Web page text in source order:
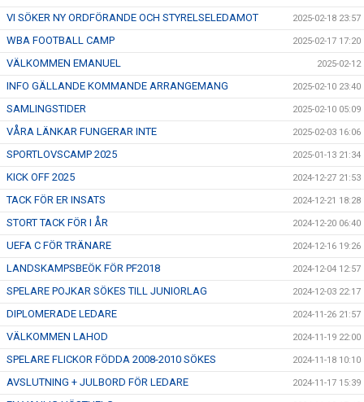
VI SÖKER NY ORDFÖRANDE OCH STYRELSELEDAMOT 2025-02-18 23:57
WBA FOOTBALL CAMP 2025-02-17 17:20
VÄLKOMMEN EMANUEL 2025-02-12
INFO GÄLLANDE KOMMANDE ARRANGEMANG 2025-02-10 23:40
SAMLINGSTIDER 2025-02-10 05:09
VÅRA LÄNKAR FUNGERAR INTE 2025-02-03 16:06
SPORTLOVSCAMP 2025 2025-01-13 21:34
KICK OFF 2025 2024-12-27 21:53
TACK FÖR ER INSATS 2024-12-21 18:28
STORT TACK FÖR I ÅR 2024-12-20 06:40
UEFA C FÖR TRÄNARE 2024-12-16 19:26
LANDSKAMPSBEÖK FÖR PF2018 2024-12-04 12:57
SPELARE POJKAR SÖKES TILL JUNIORLAG 2024-12-03 22:17
DIPLOMERADE LEDARE 2024-11-26 21:57
VÄLKOMMEN LAHOD 2024-11-19 22:00
SPELARE FLICKOR FÖDDA 2008-2010 SÖKES 2024-11-18 10:10
AVSLUTNING + JULBORD FÖR LEDARE 2024-11-17 15:39